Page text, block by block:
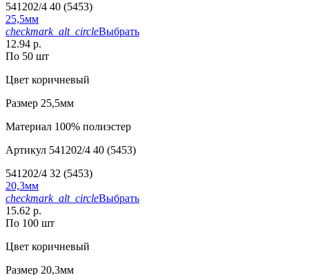
541202/4 40 (5453)
25,5мм
checkmark_alt_circleВыбрать
12.94 р.
По 50 шт
Цвет коричневый
Размер 25,5мм
Материал 100% полиэстер
Артикул 541202/4 40 (5453)
541202/4 32 (5453)
20,3мм
checkmark_alt_circleВыбрать
15.62 р.
По 100 шт
Цвет коричневый
Размер 20,3мм